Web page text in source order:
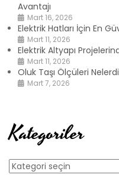
Avantajı
Mart 16, 2026
Elektrik Hatları İçin En
Mart 11, 2026
Elektrik Altyapı
Mart 11, 2026
Oluk Taşı Ölçüleri
Mart 7, 2026
Kategoriler
Kategoriler